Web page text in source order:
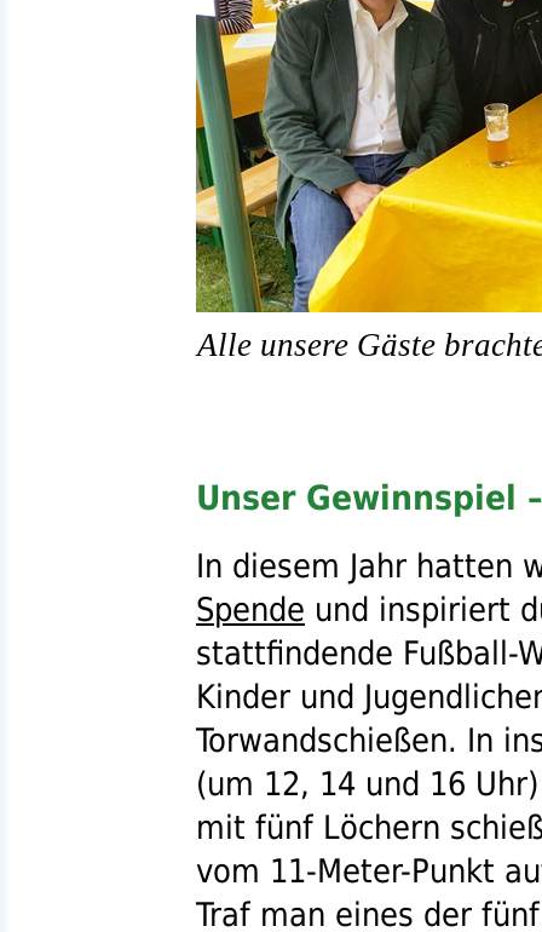
Alle unsere Gäste
Unser Gewinnspiel
In diesem Jahr hatten
Spende und inspiriert
stattfindende Fußball-
Kinder und
Torwandschießen. In
(um 12, 14 und 16
mit fünf Löchern
vom 11-Meter-Punkt
Traf man eines der